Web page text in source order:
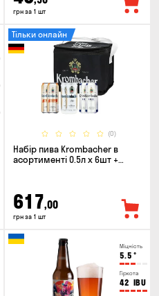
грн за 1 шт
(0)
Тільки онлайн
Набір пива Krombacher в
асортименті 0.5л х 6шт +
617,00
грн за 1 шт
Міцність
5.5 °
Гіркота
42 IBU